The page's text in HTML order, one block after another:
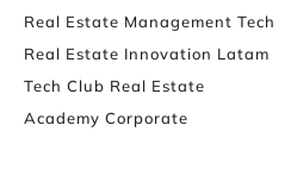
Real Estate Management Tech
Real Estate Innovation Latam
Tech Club Real Estate
Academy Corporate